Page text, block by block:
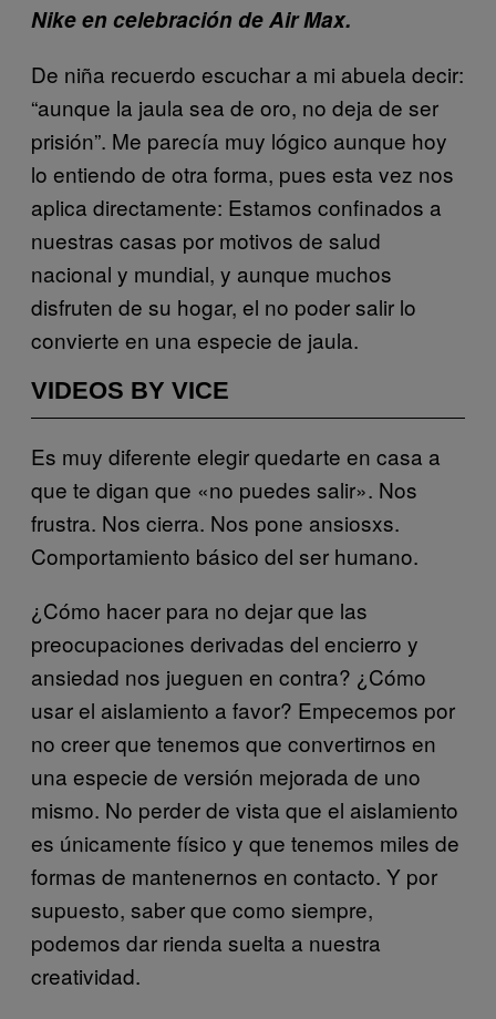
Nike en celebración de Air Max.
De niña recuerdo escuchar a mi abuela decir:
“aunque la jaula sea de oro, no deja de ser
prisión”. Me parecía muy lógico aunque hoy
lo entiendo de otra forma, pues esta vez nos
aplica directamente: Estamos confinados a
nuestras casas por motivos de salud
nacional y mundial, y aunque muchos
disfruten de su hogar, el no poder salir lo
convierte en una especie de jaula.
VIDEOS BY VICE
Es muy diferente elegir quedarte en casa a
que te digan que «no puedes salir». Nos
frustra. Nos cierra. Nos pone ansiosxs.
Comportamiento básico del ser humano.
¿Cómo hacer para no dejar que las
preocupaciones derivadas del encierro y
ansiedad nos jueguen en contra? ¿Cómo
usar el aislamiento a favor? Empecemos por
no creer que tenemos que convertirnos en
una especie de versión mejorada de uno
mismo. No perder de vista que el aislamiento
es únicamente físico y que tenemos miles de
formas de mantenernos en contacto. Y por
supuesto, saber que como siempre,
podemos dar rienda suelta a nuestra
creatividad.